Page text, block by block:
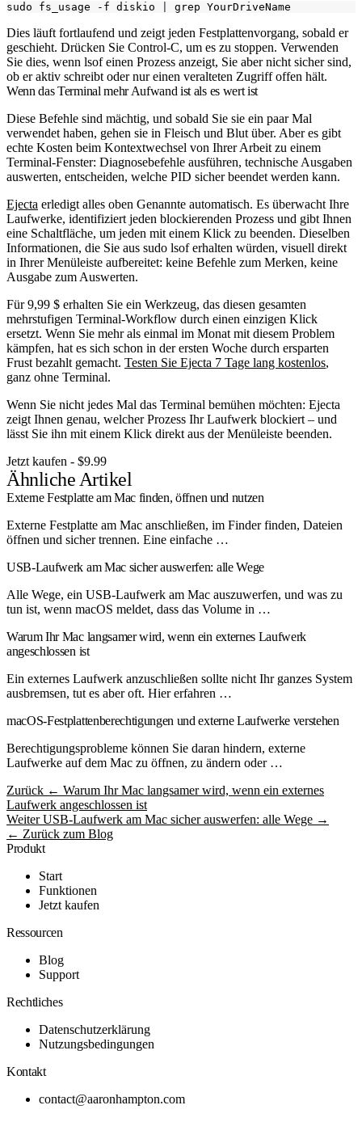
sudo fs_usage -f diskio
Dies läuft fortlaufend und zeigt jeden Festplattenvorgang, sobald er
geschieht. Drücken Sie Control-C, um es zu stoppen. Verwenden
Sie dies, wenn lsofeinen Prozess anzeigt, Sie aber nicht sicher sind,
ob er aktiv schreibt oder nur einen veralteten Zugriff offen hält.
Wenn das Terminal mehr Aufwand ist als es wert ist
Diese Befehle sind mächtig, und sobald Sie sie ein paar Mal
verwendet haben, gehen sie in Fleisch und Blut über. Aber es gibt
echte Kosten beim Kontextwechsel von Ihrer Arbeit zu einem
Terminal-Fenster: Diagnosebefehle ausführen, technische Ausgaben
auswerten, entscheiden, welche PID sicher beendet werden kann.
Ejecta erledigt alles oben Genannte automatisch. Es überwacht Ihre
Laufwerke, identifiziert jeden blockierenden Prozess und gibt Ihnen
eine Schaltfläche, um jeden mit einem Klick zu beenden. Dieselben
Informationen, die Sie aus sudo lsoferhalten würden, visuell direkt
in Ihrer Menüleiste aufbereitet: keine Befehle zum Merken, keine
Ausgabe zum Auswerten.
Für 9,99 $ erhalten Sie ein Werkzeug, das diesen gesamten
mehrstufigen Terminal-Workflow durch einen einzigen Klick
ersetzt. Wenn Sie mehr als einmal im Monat mit diesem Problem
kämpfen, hat es sich schon in der ersten Woche durch ersparten
Frust bezahlt gemacht. Testen Sie Ejecta 7 Tage lang kostenlos,
ganz ohne Terminal.
Wenn Sie nicht jedes Mal das Terminal bemühen möchten: Ejecta
zeigt Ihnen genau, welcher Prozess Ihr Laufwerk blockiert – und
lässt Sie ihn mit einem Klick direkt aus der Menüleiste beenden.
Jetzt kaufen - $9.99
Ähnliche Artikel
Externe Festplatte am Mac finden, öffnen und nutzen
Externe Festplatte am Mac anschließen, im Finder finden, Dateien
öffnen und sicher trennen. Eine einfache …
USB-Laufwerk am Mac sicher auswerfen: alle Wege
Alle Wege, ein USB-Laufwerk am Mac auszuwerfen, und was zu
tun ist, wenn macOS meldet, dass das Volume in …
Warum Ihr Mac langsamer wird, wenn ein externes Laufwerk
angeschlossen ist
Ein externes Laufwerk anzuschließen sollte nicht Ihr ganzes System
ausbremsen, tut es aber oft. Hier erfahren …
macOS-Festplattenberechtigungen und externe Laufwerke verstehen
Berechtigungsprobleme können Sie daran hindern, externe
Laufwerke auf dem Mac zu öffnen, zu ändern oder …
Zurück ← Warum Ihr Mac langsamer wird, wenn ein externes
Laufwerk angeschlossen ist
Weiter USB-Laufwerk am Mac sicher auswerfen: alle Wege →
← Zurück zum Blog
Produkt
Start
Funktionen
Jetzt kaufen
Ressourcen
Blog
Support
Rechtliches
Datenschutzerklärung
Nutzungsbedingungen
Kontakt
contact@aaronhampton.com